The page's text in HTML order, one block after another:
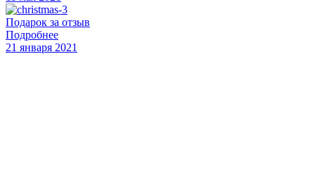
Подарок за отзыв
Подробнее
21 января 2021